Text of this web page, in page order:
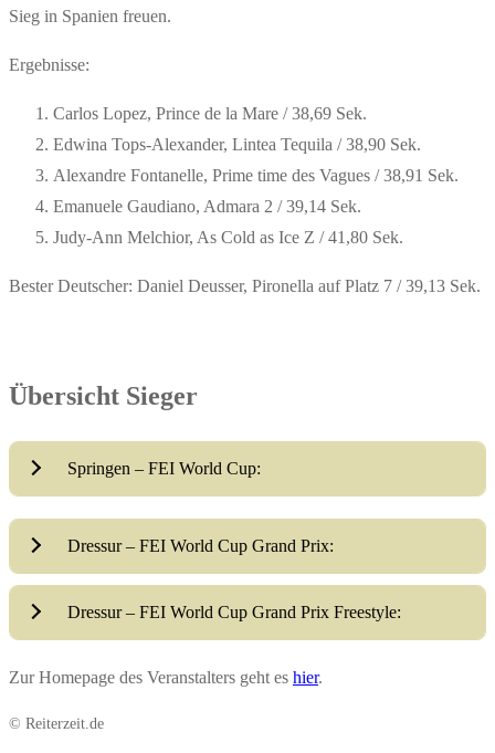
Sieg in Spanien freuen.
Ergebnisse:
Carlos Lopez, Prince de la Mare / 38,69 Sek.
Edwina Tops-Alexander, Lintea Tequila / 38,90 Sek.
Alexandre Fontanelle, Prime time des Vagues / 38,91 Sek.
Emanuele Gaudiano, Admara 2 / 39,14 Sek.
Judy-Ann Melchior, As Cold as Ice Z / 41,80 Sek.
Bester Deutscher: Daniel Deusser, Pironella auf Platz 7 / 39,13 Sek.
Übersicht Sieger
Springen – FEI World Cup:
Dressur – FEI World Cup Grand Prix:
Dressur – FEI World Cup Grand Prix Freestyle:
Zur Homepage des Veranstalters geht es hier.
© Reiterzeit.de